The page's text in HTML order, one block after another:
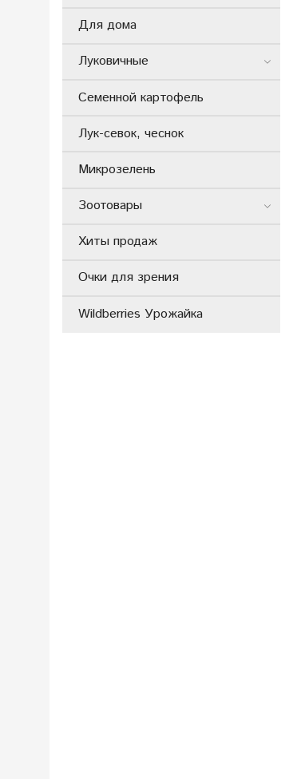
Для дома
Луковичные
Семенной картофель
Лук-севок, чеснок
Микрозелень
Зоотовары
Хиты продаж
Очки для зрения
Wildberries Урожайка